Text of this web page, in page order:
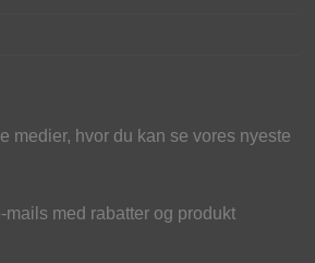
medier, hvor du kan se vores nyeste
mails med rabatter og produkt